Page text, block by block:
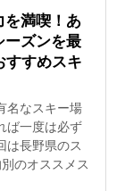
を満喫！あ
ーズンを最
すすめスキ
名なスキー場
ば一度は必ず
は長野県のス
のオススメス